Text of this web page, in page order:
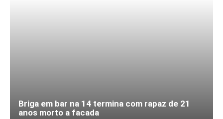
Briga em bar na 14 termina com rapaz de 21
anos morto a facada